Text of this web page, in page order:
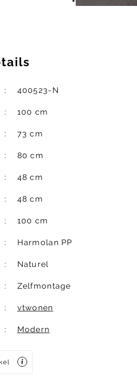
400523-N
100 cm
73 cm
80 cm
48 cm
48 cm
100 cm
Harmolan PP
Naturel
Zelfmontage
vtwonen
Modern